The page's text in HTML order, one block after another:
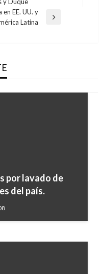
EE. UU. y
Latina
por lavado de
del país.de este